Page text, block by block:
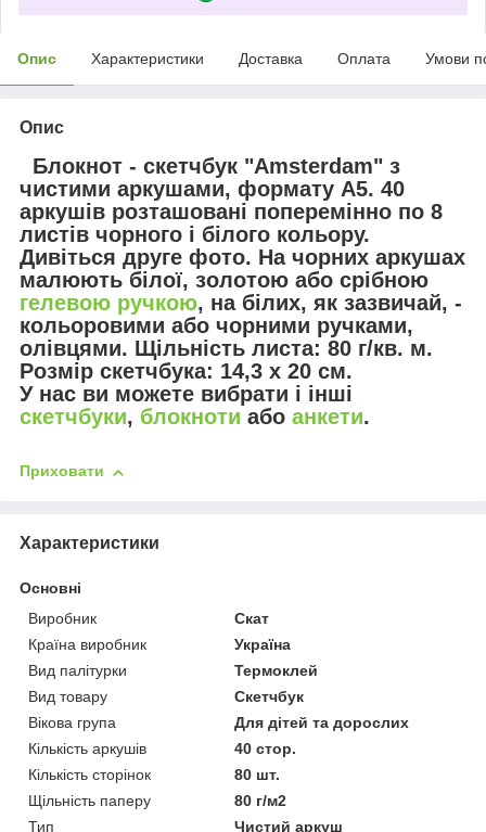
Опис Характеристики Доставка Оплата Умови
Опис
Блокнот - скетчбук "Amsterdam" з
чистими аркушами, формату А5. 40
аркушів розташовані поперемінно по 8
листів чорного і білого кольору.
Дивіться друге фото. На чорних аркушах
малюють білої, золотою або срібною
гелевою ручкою, на білих, як зазвичай, -
кольоровими або чорними ручками,
олівцями. Щільність листа: 80 г/кв. м.
Розмір скетчбука: 14,3 х 20 см.
У нас ви можете вибрати і інші
скетчбуки, блокноти або анкети.
Приховати
Характеристики
Основні
Виробник
Скат
Країна виробник
Україна
Вид палітурки
Термоклей
Вид товару
Скетчбук
Вікова група
Для дітей та дорослих
Кількість аркушів
40 стор.
Кількість сторінок
80 шт.
Щільність паперу
80 г/м2
Тип
Чистий аркуш